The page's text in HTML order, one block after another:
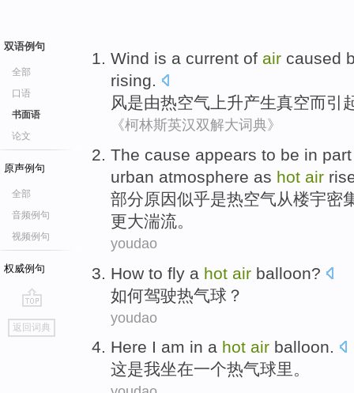
双语例句
全部
口语
书面语
论文
原声例句
全部
音频例句
视频例句
权威例句
go
top
返回词典
Wind is a current of air caused
rising.
风是由热空气 上升产生真空而引
《柯林斯英汉双解大词典》
The cause appears to be in part
urban atmosphere as hot air
部分原因似乎是热空气从楼宇密
更大湍流。
youdao
How to fly a hot air balloon?
如何驾驶热气球？
youdao
Here I am in a hot air balloon.
这是我坐在一个热气球里。